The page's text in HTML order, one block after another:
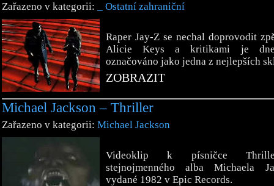
Zařazeno v kategorii: _ Ostatní zahraniční
Raper Jay-Z se nechal doprovodit
Alicie Keys a kritikami je
označováno jako jedna z nejlepších
ZOBRAZIT
Michael Jackson – Thriller
Zařazeno v kategorii: Michael Jackson
Videoklip k písničce
stejnojmenného alba Michaela
vydané 1982 v Epic Records.